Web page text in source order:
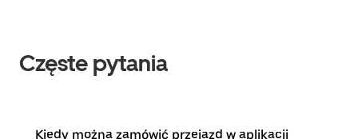
Częste pytania
Kiedy można zamówić przejazd w aplikacji